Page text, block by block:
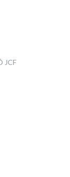
JCF